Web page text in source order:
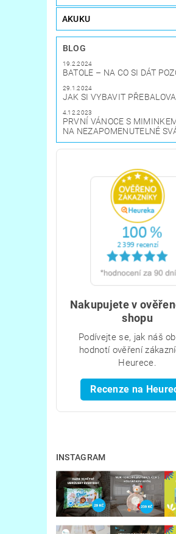
AKUKU
BLOG
19.2.2024
BATOLE – NA CO SI DÁT
29.1.2024
JAK SI VYBAVIT
4.12.2023
PRVNÍ VÁNOCE S
NA NEZAPOMENUTELNÉ
Nakupujete v
shopu
Podívejte se, jak náš
hodnotí ověření
Heurece.
Recenze na
INSTAGRAM